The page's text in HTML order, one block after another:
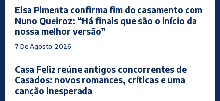
Elsa Pimenta confirma fim do casamento com
Nuno Queiroz: “Há finais que são o início da
nossa melhor versão”
7 De Agosto, 2026
Casa Feliz reúne antigos concorrentes de
Casados: novos romances, críticas e uma
canção inesperada